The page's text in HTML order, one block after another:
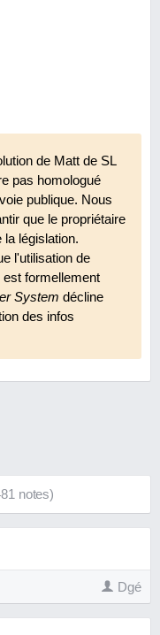
de Matt de SL
pas homologué
publique. Nous
que le propriétaire
législation.
l'utilisation de
formellement
System décline
des infos
notes)
Dgé